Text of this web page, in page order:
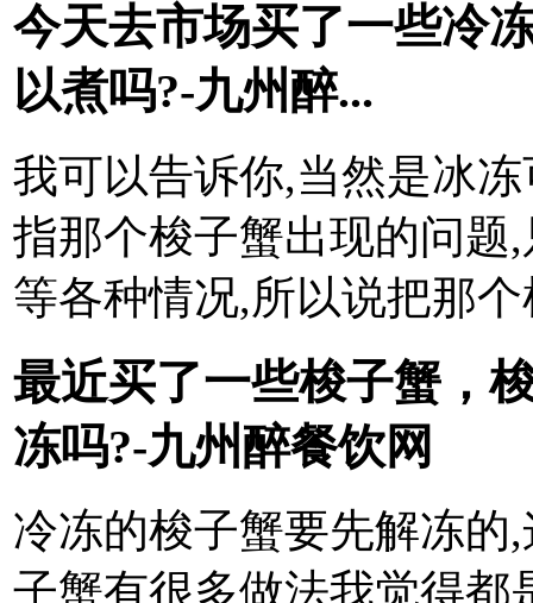
今天去市场买了一些冷
以煮吗?-九州醉...
我可以告诉你,当然是冰
指那个梭子蟹出现的问题
等各种情况,所以说把那
最近买了一些梭子蟹，
冻吗?-九州醉餐饮网
冷冻的梭子蟹要先解冻的
子蟹有很多做法我觉得都